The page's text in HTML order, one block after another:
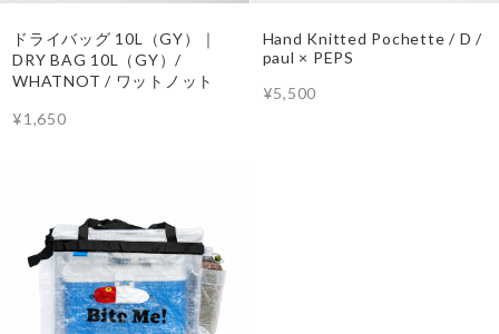
ドライバッグ 10L（GY）｜
DRY BAG 10L（GY）/
WHATNOT / ワットノット
¥1,650
Hand Knitted Pochette / D /
paul × PEPS
¥5,500